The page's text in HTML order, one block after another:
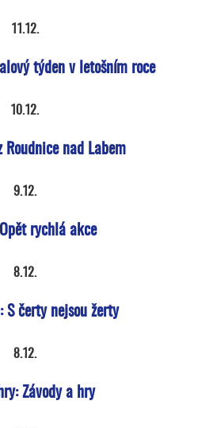
11.12.
týden v letošním roce
10.12.
Roudnice nad Labem
9.12.
rychlá akce
8.12.
S čerty nejsou žerty
8.12.
Závody a hry